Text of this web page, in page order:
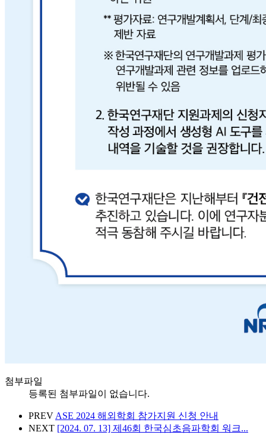
첨부파일
등록된 첨부파일이 없습니다.
PREV ASE 2024 해외학회 참가지원 신청 안내
NEXT [2024. 07. 13] 제46회 한국심초음파학회 워크...